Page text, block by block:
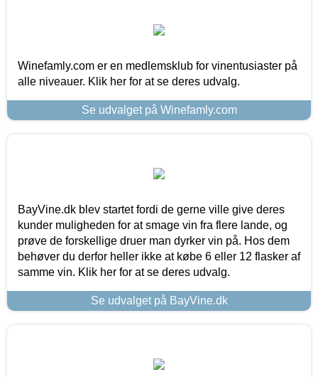
Winefamly.com er en medlemsklub for vinentusiaster på
alle niveauer. Klik her for at se deres udvalg.
Se udvalget på Winefamly.com
BayVine.dk blev startet fordi de gerne ville give deres
kunder muligheden for at smage vin fra flere lande, og
prøve de forskellige druer man dyrker vin på. Hos dem
behøver du derfor heller ikke at købe 6 eller 12 flasker af
samme vin. Klik her for at se deres udvalg.
Se udvalget på BayVine.dk